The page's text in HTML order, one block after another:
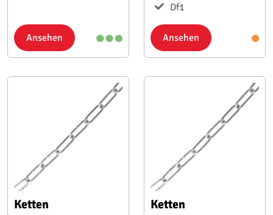
Ansehen
Df1
Ansehen
Ketten Ketten